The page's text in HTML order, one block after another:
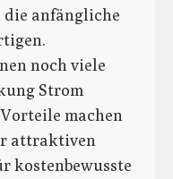
anfängliche
noch viele
Strom
machen
attraktiven
kostenbewusste